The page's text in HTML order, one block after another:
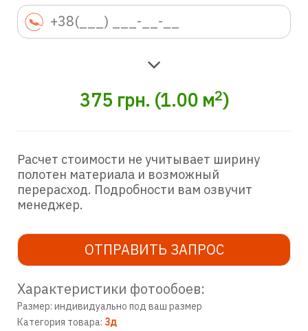
375 грн. (1.00м2)
Расчет стоимости не учитывает ширину
полотен материала и возможный
перерасход. Подробности вам озвучит
менеджер.
ОТПРАВИТЬ ЗАПРОС
Характеристики фотообоев:
Размер: индивидуально под ваш размер
Категория товара: 3д